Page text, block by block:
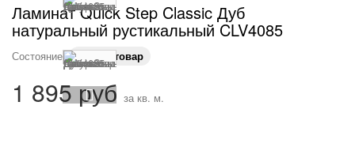
Ламинат Quick Step Classic Дуб
натуральный рустикальный CLV4085
Состояние: Новый товар
1 895 руб за кв. м.